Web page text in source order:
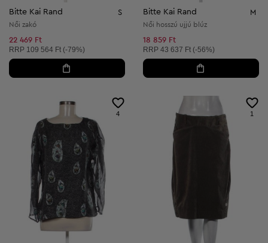
Bitte Kai Rand S
Női zakó
22 469 Ft
Ajánlott ár:
RRP 109 564 Ft (-79%)
Bitte Kai Rand M
Női hosszú ujjú blúz
18 859 Ft
Ajánlott ár:
RRP 43 637 Ft (-56%)
4 1